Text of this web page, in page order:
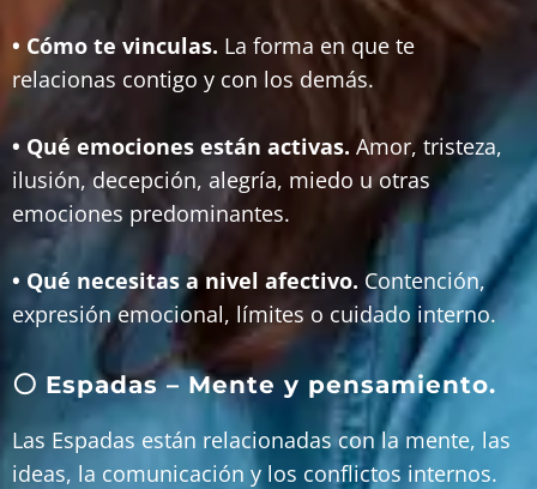
• Cómo te vinculas. La forma en que te
relacionas contigo y con los demás.
• Qué emociones están activas. Amor, tristeza,
ilusión, decepción, alegría, miedo u otras
emociones predominantes.
• Qué necesitas a nivel afectivo. Contención,
expresión emocional, límites o cuidado interno.
⚪ Espadas – Mente y pensamiento.
Las Espadas están relacionadas con la mente, las
ideas, la comunicación y los conflictos internos.